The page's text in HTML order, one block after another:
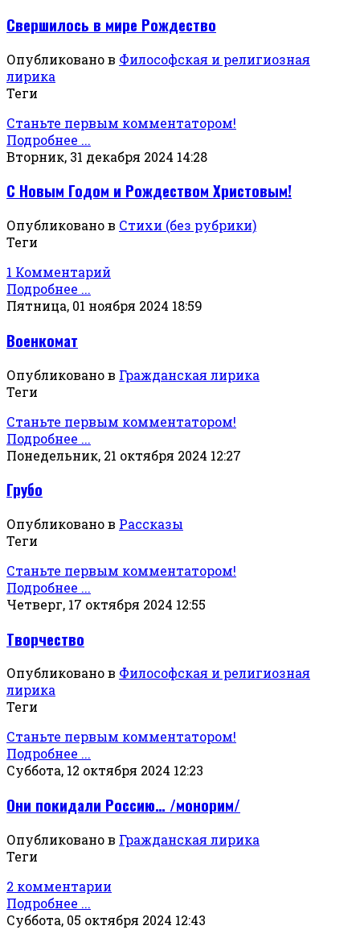
Свершилось в мире Рождество
Опубликовано в Философская и религиозная
лирика
Теги
Станьте первым комментатором!
Подробнее ...
Вторник, 31 декабря 2024 14:28
С Новым Годом и Рождеством Христовым!
Опубликовано в Стихи (без рубрики)
Теги
1 Комментарий
Подробнее ...
Пятница, 01 ноября 2024 18:59
Военкомат
Опубликовано в Гражданская лирика
Теги
Станьте первым комментатором!
Подробнее ...
Понедельник, 21 октября 2024 12:27
Грубо
Опубликовано в Рассказы
Теги
Станьте первым комментатором!
Подробнее ...
Четверг, 17 октября 2024 12:55
Творчество
Опубликовано в Философская и религиозная
лирика
Теги
Станьте первым комментатором!
Подробнее ...
Суббота, 12 октября 2024 12:23
Они покидали Россию… /монорим/
Опубликовано в Гражданская лирика
Теги
2 комментарии
Подробнее ...
Суббота, 05 октября 2024 12:43